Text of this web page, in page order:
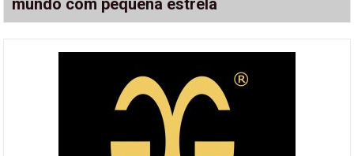
mundo com pequena estrela